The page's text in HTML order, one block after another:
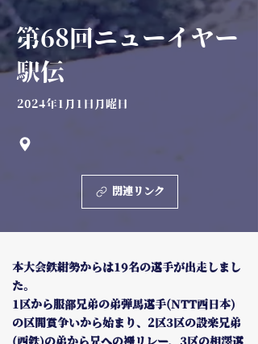
第68回ニューイヤー
駅伝
2024年1月1日月曜日
関連リンク
本大会鉄紺勢からは19名の選手が出走しまし
た。
1区から服部兄弟の弟弾馬選手(NTT西日本)
の区間賞争いから始まり、2区3区の設楽兄弟